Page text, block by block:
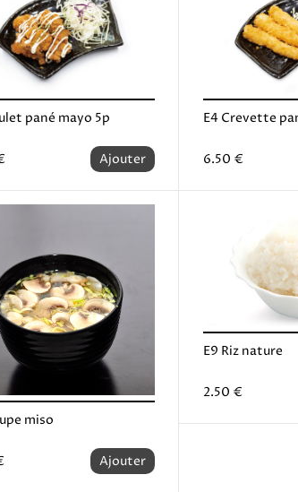
pané mayo 5p
Ajouter
E4 Crevette
6.50 €
miso
Ajouter
E9 Riz nature
2.50 €